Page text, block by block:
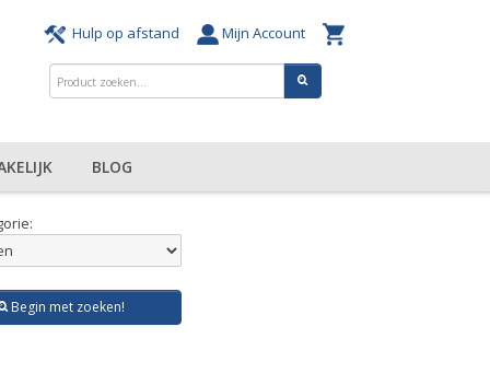
Hulp op afstand Mijn Account
BLOG
Begin met zoeken!